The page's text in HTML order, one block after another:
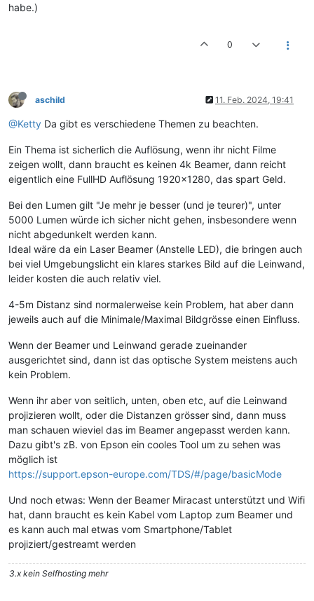
habe.)
0
aschild 11. Feb. 2024, 19:41
@Ketty Da gibt es verschiedene Themen zu beachten.
Ein Thema ist sicherlich die Auflösung, wenn ihr nicht Filme
zeigen wollt, dann braucht es keinen 4k Beamer, dann reicht
eigentlich eine FullHD Auflösung 1920x1280, das spart Geld.
Bei den Lumen gilt "Je mehr je besser (und je teurer)", unter
5000 Lumen würde ich sicher nicht gehen, insbesondere wenn
nicht abgedunkelt werden kann.
Ideal wäre da ein Laser Beamer (Anstelle LED), die bringen auch
bei viel Umgebungslicht ein klares starkes Bild auf die Leinwand,
leider kosten die auch relativ viel.
4-5m Distanz sind normalerweise kein Problem, hat aber dann
jeweils auch auf die Minimale/Maximal Bildgrösse einen Einfluss.
Wenn der Beamer und Leinwand gerade zueinander
ausgerichtet sind, dann ist das optische System meistens auch
kein Problem.
Wenn ihr aber von seitlich, unten, oben etc, auf die Leinwand
projizieren wollt, oder die Distanzen grösser sind, dann muss
man schauen wieviel das im Beamer angepasst werden kann.
Dazu gibt's zB. von Epson ein cooles Tool um zu sehen was
möglich ist
https://support.epson-europe.com/TDS/#/page/basicMode
Und noch etwas: Wenn der Beamer Miracast unterstützt und Wifi
hat, dann braucht es kein Kabel vom Laptop zum Beamer und
es kann auch mal etwas vom Smartphone/Tablet
projiziert/gestreamt werden
3.x kein Selfhosting mehr